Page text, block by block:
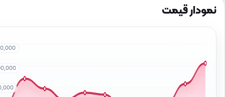
نمودار قیمت